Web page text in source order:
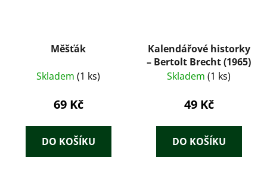
Měšťák
Skladem (1 ks)
69 Kč
DO KOŠÍKU
Kalendářové historky
– Bertolt Brecht (1965)
Skladem (1 ks)
49 Kč
DO KOŠÍKU